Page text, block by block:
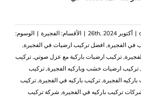
| أكتوبر 26th, 2024 | الأقسام: الفجيرة | الوسوم:
الفجيرة, افضل تركيب ارضيات في الفجيرة,
, تركيب ارضيات باركية مع عزل صوتي, تركيب
, تركيب ارضيات خشب وباركيه الفجيرة, تركيب
الفجيرة, تركيب باركيه في الفجيرة, تركيب
تركيب باركيه في الفجيرة, شركة تركيب